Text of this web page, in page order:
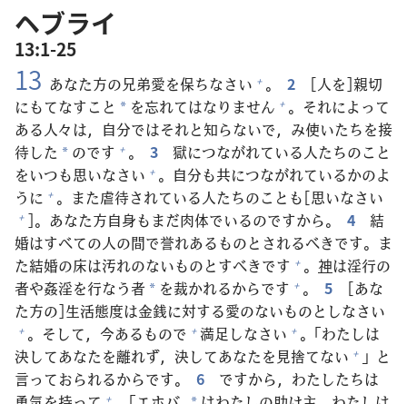
の
書
名
ヘブライ
13:1-25
13 あなた方の兄弟愛を保ちなさい + 。 2 [人を]親切
にもてなすこと * を忘れてはなりません + 。それによって
ある人々 は， 自分ではそれと知らないで，み使いたちを接
待した * のです + 。 3 獄につながれている人たちのこと
をいつも思いなさい + 。 自分も共につながれているかのよ
うに + 。また虐待されている人たちのことも[思いなさい
+ ]。あなた方自身もまだ肉体でいるのですから。 4
結
婚はすべての人の間で誉れあるものとされるべきです。ま
た結婚の床は汚れのないものとすべきです + 。 神は淫行の
者や姦淫を行なう者 * を裁かれるからです + 。 5
[あな
た方の]生活態度は金銭に対する愛のないものとしなさい
+ 。そして， 今あるもので + 満足 しなさい + 。「わたしは
決してあなたを離れず， 決してあなたを 見捨てない + 」と
言っておられるからです。 6
ですから，わたしたちは
+